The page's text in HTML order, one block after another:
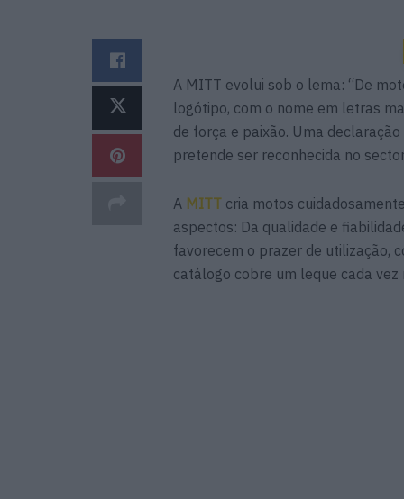
A MITT evolui sob o lema: “De
logótipo, com o nome em letras
de força e paixão. Uma
pretende ser reconhecida no
A MITT cria motos
aspectos: Da qualidade e
favorecem o prazer de utilização,
catálogo cobre um leque cada vez